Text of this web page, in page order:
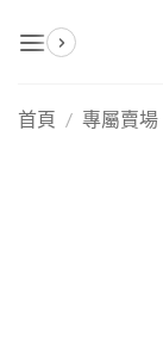
首頁 / 專屬賣場